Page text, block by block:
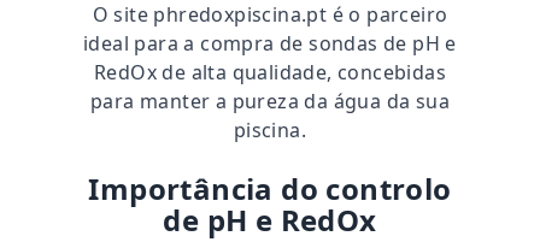
O site phredoxpiscina.pt é o parceiro
ideal para a compra de sondas de pH e
RedOx de alta qualidade, concebidas
para manter a pureza da água da sua
piscina.
Importância do controlo
de pH e RedOx